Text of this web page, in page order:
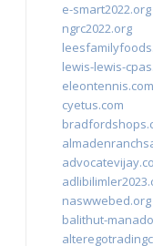
e-smart2022.org
ngrc2022.org
lewis-lewis-
eleontennis.com
cyetus.com
naswwebed.org
balithut-